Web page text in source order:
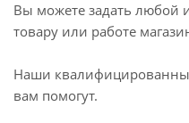
Вы можете задать любой
товару или работе
Наши
вам помогут.